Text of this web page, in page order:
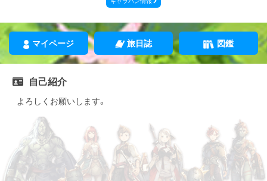
マイページ 旅日誌 図鑑
自己紹介
よろしくお願いします。